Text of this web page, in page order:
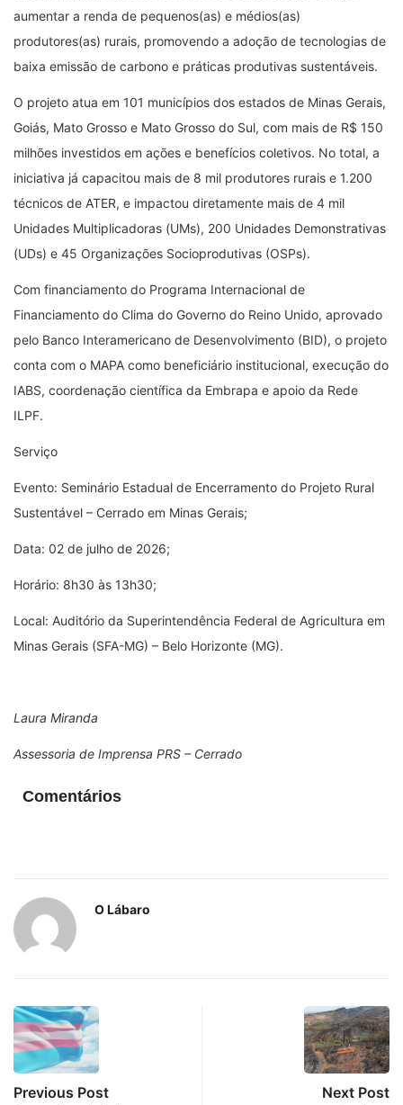
aumentar a renda de pequenos(as) e médios(as)
produtores(as) rurais, promovendo a adoção de tecnologias de
baixa emissão de carbono e práticas produtivas sustentáveis.
O projeto atua em 101 municípios dos estados de Minas Gerais,
Goiás, Mato Grosso e Mato Grosso do Sul, com mais de R$ 150
milhões investidos em ações e benefícios coletivos. No total, a
iniciativa já capacitou mais de 8 mil produtores rurais e 1.200
técnicos de ATER, e impactou diretamente mais de 4 mil
Unidades Multiplicadoras (UMs), 200 Unidades Demonstrativas
(UDs) e 45 Organizações Socioprodutivas (OSPs).
Com financiamento do Programa Internacional de
Financiamento do Clima do Governo do Reino Unido, aprovado
pelo Banco Interamericano de Desenvolvimento (BID), o projeto
conta com o MAPA como beneficiário institucional, execução do
IABS, coordenação científica da Embrapa e apoio da Rede
ILPF.
Serviço
Evento: Seminário Estadual de Encerramento do Projeto Rural
Sustentável – Cerrado em Minas Gerais;
Data: 02 de julho de 2026;
Horário: 8h30 às 13h30;
Local: Auditório da Superintendência Federal de Agricultura em
Minas Gerais (SFA-MG) – Belo Horizonte (MG).
Laura Miranda
Assessoria de Imprensa PRS – Cerrado
Comentários
O Lábaro
Previous Post Next Post